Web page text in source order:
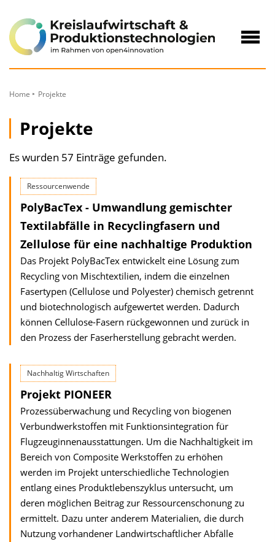
Inhalt
Home Projekte
Projekte
Es wurden 57 Einträge gefunden.
Ressourcenwende
PolyBacTex - Umwandlung gemischter
Textilabfälle in Recyclingfasern und
Zellulose für eine nachhaltige Produktion
Das Projekt PolyBacTex entwickelt eine Lösung zum
Recycling von Mischtextilien, indem die einzelnen
Fasertypen (Cellulose und Polyester) chemisch getrennt
und biotechnologisch aufgewertet werden. Dadurch
können Cellulose-Fasern rückgewonnen und zurück in
den Prozess der Faserherstellung gebracht werden.
Nachhaltig Wirtschaften
Projekt PIONEER
Prozessüberwachung und Recycling von biogenen
Verbundwerkstoffen mit Funktionsintegration für
Flugzeuginnenausstattungen. Um die Nachhaltigkeit im
Bereich von Composite Werkstoffen zu erhöhen
werden im Projekt unterschiedliche Technologien
entlang eines Produktlebenszyklus untersucht, um
deren möglichen Beitrag zur Ressourcenschonung zu
ermittelt. Dazu unter anderem Materialien, die durch
Nutzung vorhandener Landwirtschaftlicher Abfälle